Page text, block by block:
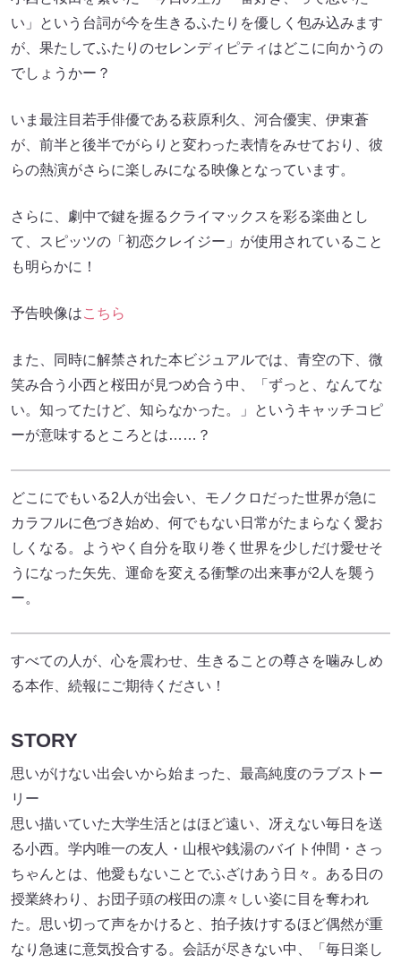
い」という台詞が今を生きるふたりを優しく包み込みます
が、果たしてふたりのセレンディピティはどこに向かうの
でしょうかー？
いま最注目若手俳優である萩原利久、河合優実、伊東蒼
が、前半と後半でがらりと変わった表情をみせており、彼
らの熱演がさらに楽しみになる映像となっています。
さらに、劇中で鍵を握るクライマックスを彩る楽曲とし
て、スピッツの「初恋クレイジー」が使用されていること
も明らかに！
予告映像はこちら
また、同時に解禁された本ビジュアルでは、青空の下、微
笑み合う小西と桜田が見つめ合う中、「ずっと、なんてな
い。知ってたけど、知らなかった。」というキャッチコピ
ーが意味するところとは……？
どこにでもいる2人が出会い、モノクロだった世界が急に
カラフルに色づき始め、何でもない日常がたまらなく愛お
しくなる。ようやく自分を取り巻く世界を少しだけ愛せそ
うになった矢先、運命を変える衝撃の出来事が2人を襲う
ー。
すべての人が、心を震わせ、生きることの尊さを噛みしめ
る本作、続報にご期待ください！
STORY
思いがけない出会いから始まった、最高純度のラブストー
リー
思い描いていた大学生活とはほど遠い、冴えない毎日を送
る小西。学内唯一の友人・山根や銭湯のバイト仲間・さっ
ちゃんとは、他愛もないことでふざけあう日々。ある日の
授業終わり、お団子頭の桜田の凛々しい姿に目を奪われ
た。思い切って声をかけると、拍子抜けするほど偶然が重
なり急速に意気投合する。会話が尽きない中、「毎日楽し